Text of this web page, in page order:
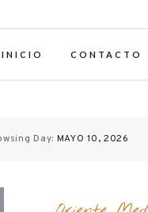
INICIO CONTACTO
Day: MAYO 10, 2026